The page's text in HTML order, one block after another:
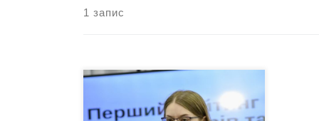
1 запис
VoxCheck презентував перший
рейтинг маніпуляторів та брехунів
в українській політиці. Рейтинг